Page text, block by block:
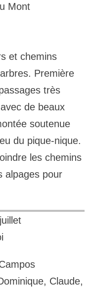
Mont
et chemins
Première
très
de beaux
soutenue
du pique-nique.
les chemins
alpages pour
Claude,